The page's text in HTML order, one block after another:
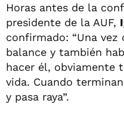
Horas antes de la
presidente de la AUF,
confirmado: “Una vez
balance y también
hacer él, obviamente
vida. Cuando
y pasa raya”.